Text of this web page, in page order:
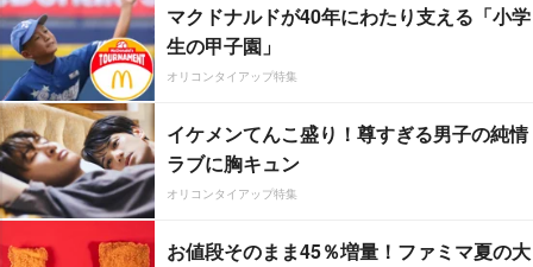
マクドナルドが40年にわたり支える「小学
生の甲子園」
オリコンタイアップ特集
イケメンてんこ盛り！尊すぎる男子の純情
ラブに胸キュン
オリコンタイアップ特集
お値段そのまま45％増量！ファミマ夏の大